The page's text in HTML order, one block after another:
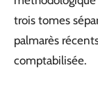
trois tomes
palmarès
comptabilisée.